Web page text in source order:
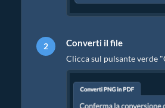
Converti il file
Clicca sul pulsante verde